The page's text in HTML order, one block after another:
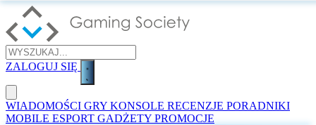
ZALOGUJ SIĘ
WIADOMOŚCI GRY KONSOLE RECENZJE PORADNIKI
MOBILE ESPORT GADŻETY PROMOCJE